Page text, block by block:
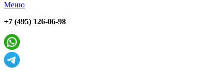
Меню
+7 (495) 126-06-98